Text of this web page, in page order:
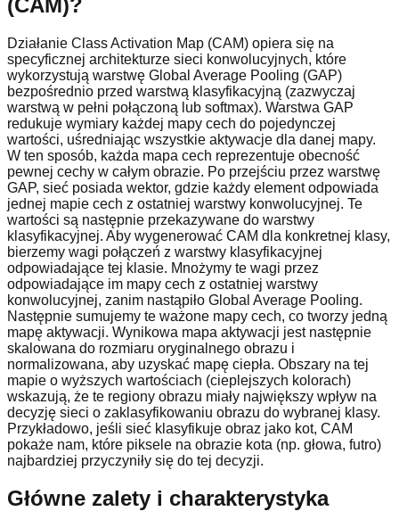
Działanie Class Activation Map (CAM) opiera się na
specyficznej architekturze sieci konwolucyjnych, które
wykorzystują warstwę Global Average Pooling (GAP)
bezpośrednio przed warstwą klasyfikacyjną (zazwyczaj
warstwą w pełni połączoną lub softmax). Warstwa GAP
redukuje wymiary każdej mapy cech do pojedynczej
wartości, uśredniając wszystkie aktywacje dla danej mapy.
W ten sposób, każda mapa cech reprezentuje obecność
pewnej cechy w całym obrazie. Po przejściu przez warstwę
GAP, sieć posiada wektor, gdzie każdy element odpowiada
jednej mapie cech z ostatniej warstwy konwolucyjnej. Te
wartości są następnie przekazywane do warstwy
klasyfikacyjnej. Aby wygenerować CAM dla konkretnej klasy,
bierzemy wagi połączeń z warstwy klasyfikacyjnej
odpowiadające tej klasie. Mnożymy te wagi przez
odpowiadające im mapy cech z ostatniej warstwy
konwolucyjnej, zanim nastąpiło Global Average Pooling.
Następnie sumujemy te ważone mapy cech, co tworzy jedną
mapę aktywacji. Wynikowa mapa aktywacji jest następnie
skalowana do rozmiaru oryginalnego obrazu i
normalizowana, aby uzyskać mapę ciepła. Obszary na tej
mapie o wyższych wartościach (cieplejszych kolorach)
wskazują, że te regiony obrazu miały największy wpływ na
decyzję sieci o zaklasyfikowaniu obrazu do wybranej klasy.
Przykładowo, jeśli sieć klasyfikuje obraz jako kot, CAM
pokaże nam, które piksele na obrazie kota (np. głowa, futro)
najbardziej przyczyniły się do tej decyzji.
Główne zalety i charakterystyka